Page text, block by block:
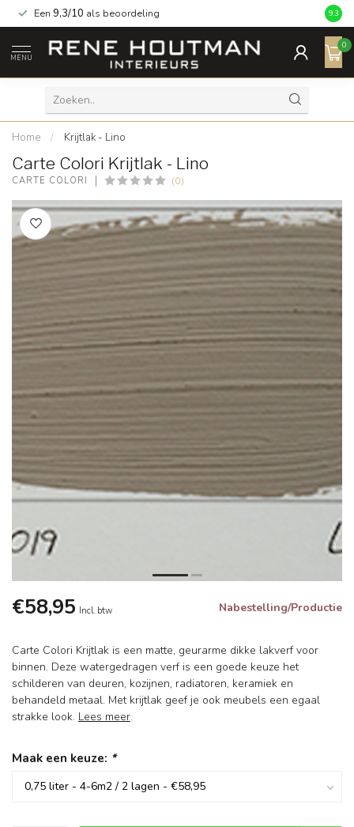
Een 9,3/10 als beoordeling 9.3
MENU
0
Home / Krijtlak - Lino
Carte Colori Krijtlak - Lino
CARTE COLORI (0)
€58,95 Incl. btw Nabestelling/Productie
Carte Colori Krijtlak is een matte, geurarme dikke lakverf voor
binnen. Deze watergedragen verf is een goede keuze het
schilderen van deuren, kozijnen, radiatoren, keramiek en
behandeld metaal. Met krijtlak geef je ook meubels een egaal
strakke look. Lees meer.
Maak een keuze: *